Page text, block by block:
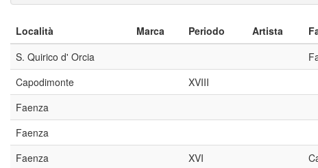
Località Marca Periodo Artista
S. Quirico d' Orcia
Capodimonte XVIII
Faenza
Faenza
Faenza XVI